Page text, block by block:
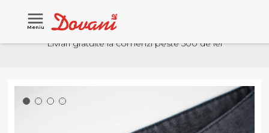
Meniu
Livrari gratuite la comenzi peste 500 de lei